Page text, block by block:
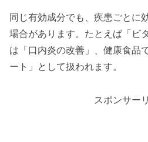
同じ有効成分でも、疾患ごとに
場合があります。たとえば「ビ
は「口内炎の改善」、健康食品
ート」として扱われます。
スポンサー